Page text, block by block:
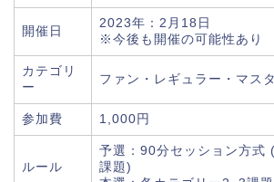
開催日
2023年：2月18日
※今後も開催の可能性あり
カテゴリ
ー
ファン・レギュラー・マス
参加費 1,000円
ルール
予選：90分セッション方式
課題)